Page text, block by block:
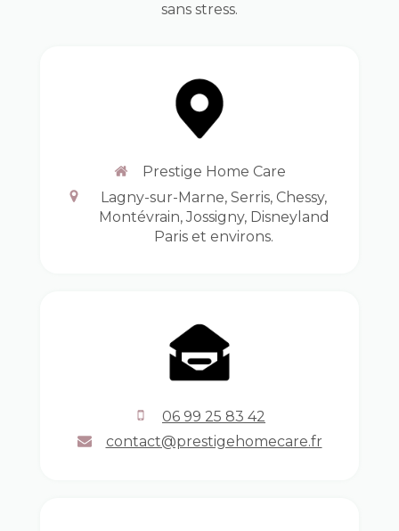
sans stress.
Prestige Home Care
Lagny-sur-Marne, Serris, Chessy,
Montévrain, Jossigny, Disneyland
Paris et environs.
06 99 25 83 42
contact@prestigehomecare.fr